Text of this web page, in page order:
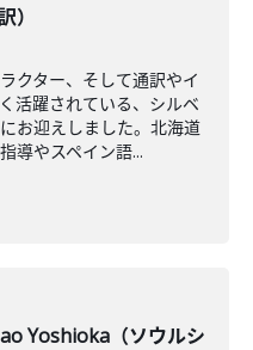
）
クター、そして通訳やイ
活躍されている、シルベ
お迎えしました。北海道
導やスペイン語...
Yoshioka（ソウルシ